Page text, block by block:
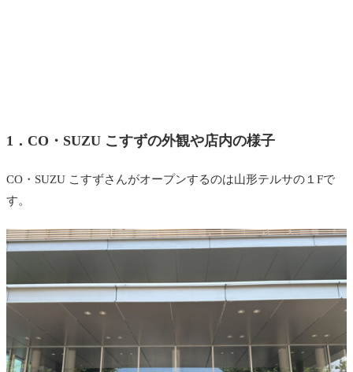
1．CO・SUZU こすずの外観や店内の様子
CO・SUZU こすずさんがオープンするのは山形テルサの１Fで
す。